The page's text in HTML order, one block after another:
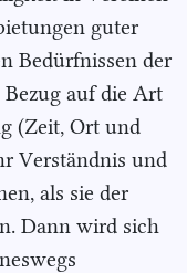
guter
Bedürfnissen der
auf die Art
(Zeit, Ort und
Verständnis und
als sie der
Dann wird sich